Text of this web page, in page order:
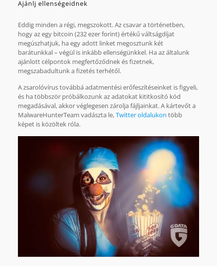
Ajánlj ellenségeidnek
Eddig minden a régi, megszokott. Az csavar a történetben,
hogy az egy bitcoin (232 ezer forint) értékű váltságdíjat
megúszhatjuk, ha egy adott linket megosztunk két
barátunkkal – végül is inkább ellenségünkkel. Ha az általunk
ajánlott célpontok megfertőződnek és fizetnek,
megszabadultunk a fizetés terhétől.
A zsarolóvírus továbbá adatmentési erőfeszítéseinket is figyeli,
és ha többször próbálkozunk az adatokat kititkosító kód
megadásával, akkor véglegesen zárolja fájljainkat. A kártevőt a
MalwareHunterTeam vadászta le,Twitter oldalukon több
képet is közöltek róla.